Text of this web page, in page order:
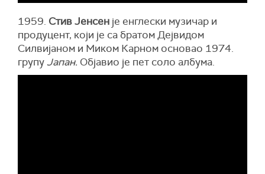
1959. Стив Јенсен је енглески музичар и
продуцент, који је са братом Дејвидом
Силвијаном и Миком Карном основао 1974.
групу Јапан. Објавио је пет соло албума.